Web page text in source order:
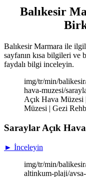
Balıkesir
Balıkesir Marmara ile
sayfanın kısa bilgileri ve
faydalı bilgi inceleyin.
img/tr/min/
hava-muzesi/
Açık Hava Müzesi
Müzesi | Gezi
Saraylar Açık
► İnceleyin
img/tr/min/
altinkum-plaji/